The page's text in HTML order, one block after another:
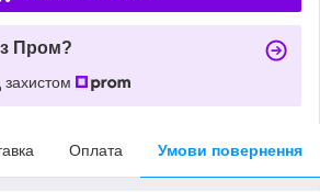
Пром?
Оплата Умови повернення